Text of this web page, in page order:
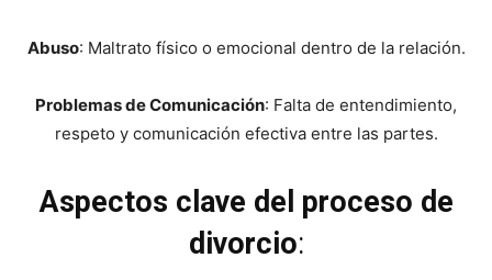
Abuso: Maltrato físico o emocional dentro de la relación.
Problemas de Comunicación: Falta de entendimiento,
respeto y comunicación efectiva entre las partes.
Aspectos clave del proceso de
divorcio: